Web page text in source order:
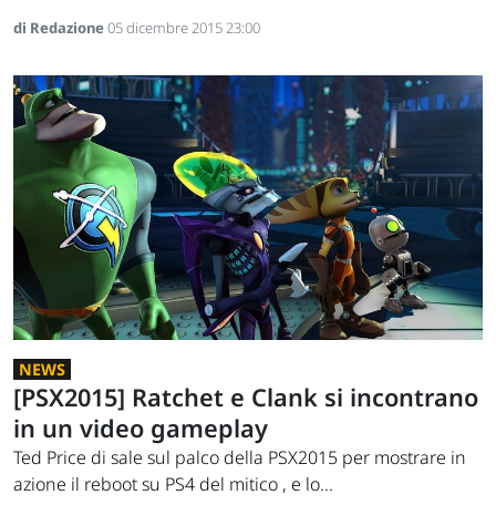
di Redazione05 dicembre 2015 23:00
NEWS
[PSX2015] Ratchet e Clank si incontrano
in un video gameplay
Ted Price di sale sul palco della PSX2015 per mostrare in
azione il reboot su PS4 del mitico , e lo...